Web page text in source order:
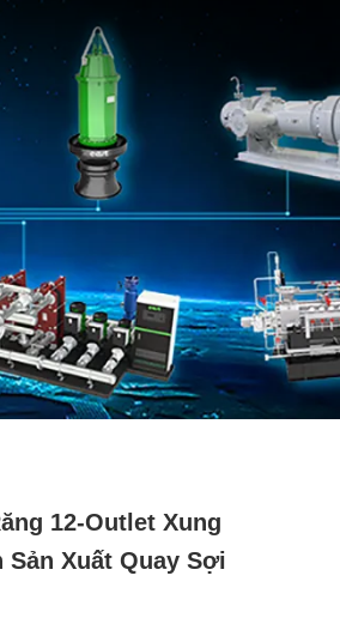
12-Outlet Xung
Sản Xuất Quay Sợi